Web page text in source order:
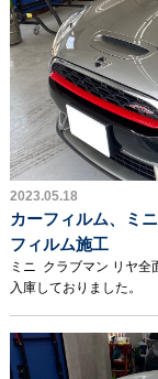
2023.05.18
カーフィルム、ミ
フィルム施工
ミニ クラブマン リヤ
入庫しておりました。